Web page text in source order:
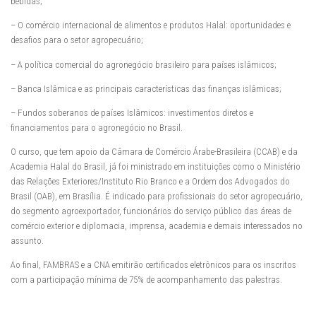
– O comércio internacional de alimentos e produtos Halal: oportunidades e
desafios para o setor agropecuário;
– A política comercial do agronegócio brasileiro para países islâmicos;
– Banca Islâmica e as principais características das finanças islâmicas;
– Fundos soberanos de países Islâmicos: investimentos diretos e
financiamentos para o agronegócio no Brasil.
O curso, que tem apoio da Câmara de Comércio Árabe-Brasileira (CCAB) e da
Academia Halal do Brasil, já foi ministrado em instituições como o Ministério
das Relações Exteriores/Instituto Rio Branco e a Ordem dos Advogados do
Brasil (OAB), em Brasília. É indicado para profissionais do setor agropecuário,
do segmento agroexportador, funcionários do serviço público das áreas de
comércio exterior e diplomacia, imprensa, academia e demais interessados no
assunto.
Ao final, FAMBRAS e a CNA emitirão certificados eletrônicos para os inscritos
com a participação mínima de 75% de acompanhamento das palestras.